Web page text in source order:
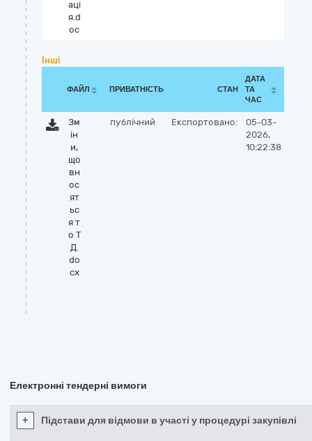
аці
я.d
oc
Інші
ФАЙЛ ПРИВАТНІСТЬ СТАН
ДАТА
ТА
ЧАС
Зм
ін
и,
що
вн
ос
ят
ьс
я т
о Т
Д.
do
cx
публічний Експортовано:
05-03-
2026,
10:22:38
Електронні тендерні вимоги
+ Підстави для відмови в участі у процедурі закупівлі